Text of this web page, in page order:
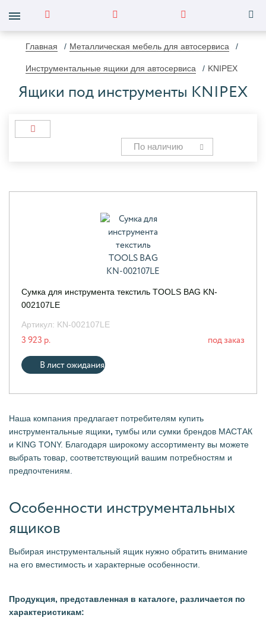
Главная Металлическая мебель для автосервиса
Инструментальные ящики для автосервиса KNIPEX
Ящики под инструменты KNIPEX
По наличию
Сумка для инструмента текстиль TOOLS BAG KN-
002107LE
Артикул: KN-002107LE
3 923 р. под заказ
В лист ожидания
Наша компания предлагает потребителям купить
инструментальные ящики, тумбы или сумки брендов МАСТАК
и KING TONY. Благодаря широкому ассортименту вы можете
выбрать товар, соответствующий вашим потребностям и
предпочтениям.
Особенности инструментальных
ящиков
Выбирая инструментальный ящик нужно обратить внимание
на его вместимость и характерные особенности.
Продукция, представленная в каталоге, различается по
характеристикам: